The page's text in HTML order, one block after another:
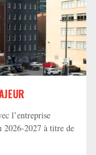
l’entreprise
2026-2027 à titre de